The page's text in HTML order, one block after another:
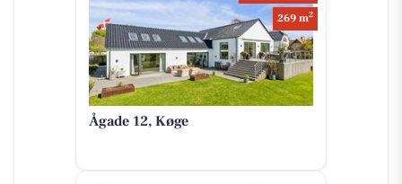
269 m2
Ågade 12, Køge